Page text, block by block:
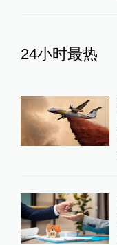
24小时最热